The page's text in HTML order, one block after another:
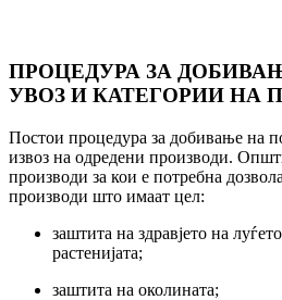
ПРОЦЕДУРА ЗА
УВОЗ И КАТЕГОРИИ НА
Постои процедура за добивање на
извоз на одредени производи.
производи за кои е потребна
производи што имаат цел:
заштита на здравјето на
растенијата;
заштита на околината;